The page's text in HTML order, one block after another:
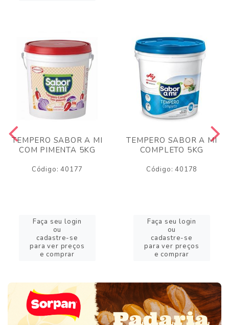
TEMPERO SABOR A MI
COM PIMENTA 5KG
Código: 40177
Faça seu login
ou
cadastre-se
para ver preços
e comprar
TEMPERO SABOR A MI
COMPLETO 5KG
Código: 40178
Faça seu login
ou
cadastre-se
para ver preços
e comprar